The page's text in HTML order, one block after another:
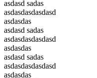
asdasd sadas
asdasdasdasdasd
asdasdas
asdasd sadas
asdasdasdasdasd
asdasdas
asdasd sadas
asdasdasdasdasd
asdasdas